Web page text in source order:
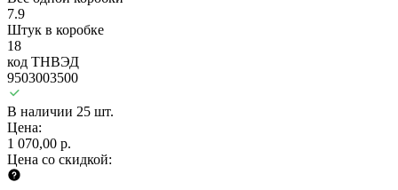
7.9
Штук в коробке
18
код ТНВЭД
9503003500
В наличии 25 шт.
Цена:
1 070,00 р.
Цена со скидкой: